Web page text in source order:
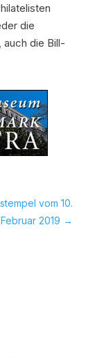
die
auch die Bill-
vom 10.
Februar 2019 →